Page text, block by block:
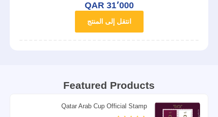
QAR 31٬000
انتقل إلى المنتج
Featured Products
Qatar Arab Cup Official Stamp